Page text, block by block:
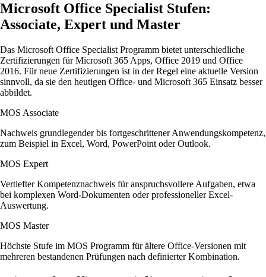
Microsoft Office Specialist Stufen:
Associate, Expert und Master
Das Microsoft Office Specialist Programm bietet unterschiedliche
Zertifizierungen für Microsoft 365 Apps, Office 2019 und Office
2016. Für neue Zertifizierungen ist in der Regel eine aktuelle Version
sinnvoll, da sie den heutigen Office- und Microsoft 365 Einsatz besser
abbildet.
MOS Associate
Nachweis grundlegender bis fortgeschrittener Anwendungskompetenz,
zum Beispiel in Excel, Word, PowerPoint oder Outlook.
MOS Expert
Vertiefter Kompetenznachweis für anspruchsvollere Aufgaben, etwa
bei komplexen Word-Dokumenten oder professioneller Excel-
Auswertung.
MOS Master
Höchste Stufe im MOS Programm für ältere Office-Versionen mit
mehreren bestandenen Prüfungen nach definierter Kombination.